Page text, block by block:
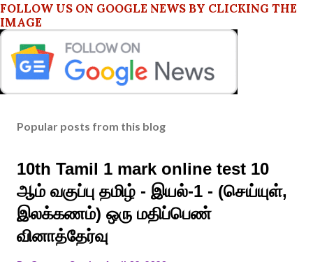
FOLLOW US ON GOOGLE NEWS BY CLICKING THE
IMAGE
Popular posts from this blog
10th Tamil 1 mark online test 10
ஆம் வகுப்பு தமிழ் - இயல்-1 - (செய்யுள்,
இலக்கணம்) ஒரு மதிப்பெண்
வினாத்தேர்வு